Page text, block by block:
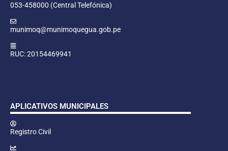
053-458000 (Central Telefónica)
munimoq@munimoquegua.gob.pe
RUC: 20154469941
APLICATIVOS MUNICIPALES
Registro Civil